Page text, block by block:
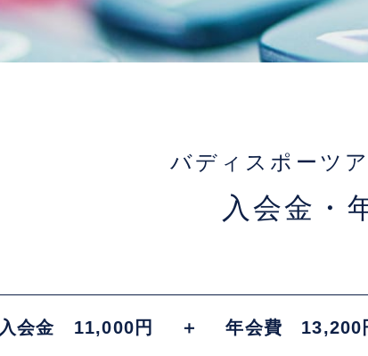
バディ スポーツ
入会金・
入会金 11,000円 ＋ 年会費 13,200